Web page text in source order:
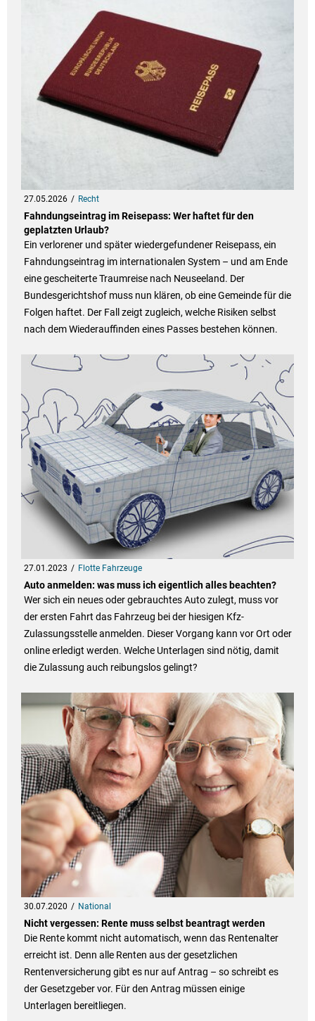
27.05.2026 Recht
Fahndungseintrag im Reisepass: Wer haftet für den
geplatzten Urlaub?
Ein verlorener und später wiedergefundener Reisepass, ein
Fahndungseintrag im internationalen System – und am Ende
eine gescheiterte Traumreise nach Neuseeland. Der
Bundesgerichtshof muss nun klären, ob eine Gemeinde für die
Folgen haftet. Der Fall zeigt zugleich, welche Risiken selbst
nach dem Wiederauffinden eines Passes bestehen können.
27.01.2023 Flotte Fahrzeuge
Auto anmelden: was muss ich eigentlich alles beachten?
Wer sich ein neues oder gebrauchtes Auto zulegt, muss vor
der ersten Fahrt das Fahrzeug bei der hiesigen Kfz-
Zulassungsstelle anmelden. Dieser Vorgang kann vor Ort oder
online erledigt werden. Welche Unterlagen sind nötig, damit
die Zulassung auch reibungslos gelingt?
30.07.2020 National
Nicht vergessen: Rente muss selbst beantragt werden
Die Rente kommt nicht automatisch, wenn das Rentenalter
erreicht ist. Denn alle Renten aus der gesetzlichen
Rentenversicherung gibt es nur auf Antrag – so schreibt es
der Gesetzgeber vor. Für den Antrag müssen einige
Unterlagen bereitliegen.